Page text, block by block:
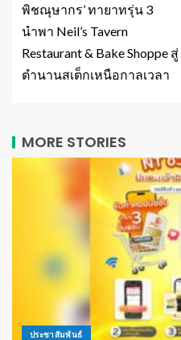
พิชณุษากร’ ทายาทรุ่น 3
นำพา Neil’s Tavern
Restaurant & Bake Shoppe สู่
ตำนานสเต็กเหนือกาลเวลา
MORE STORIES
ประชาสัมพันธ์